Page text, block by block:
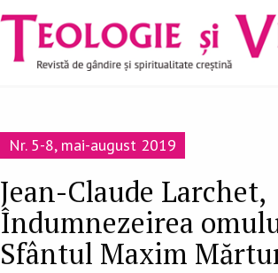
Mergi la conţinutul principal
Navigare
principală
Nr. 5-8, mai-august 2019
Jean-Claude Larchet,
Îndumnezeirea
Sfântul Maxim